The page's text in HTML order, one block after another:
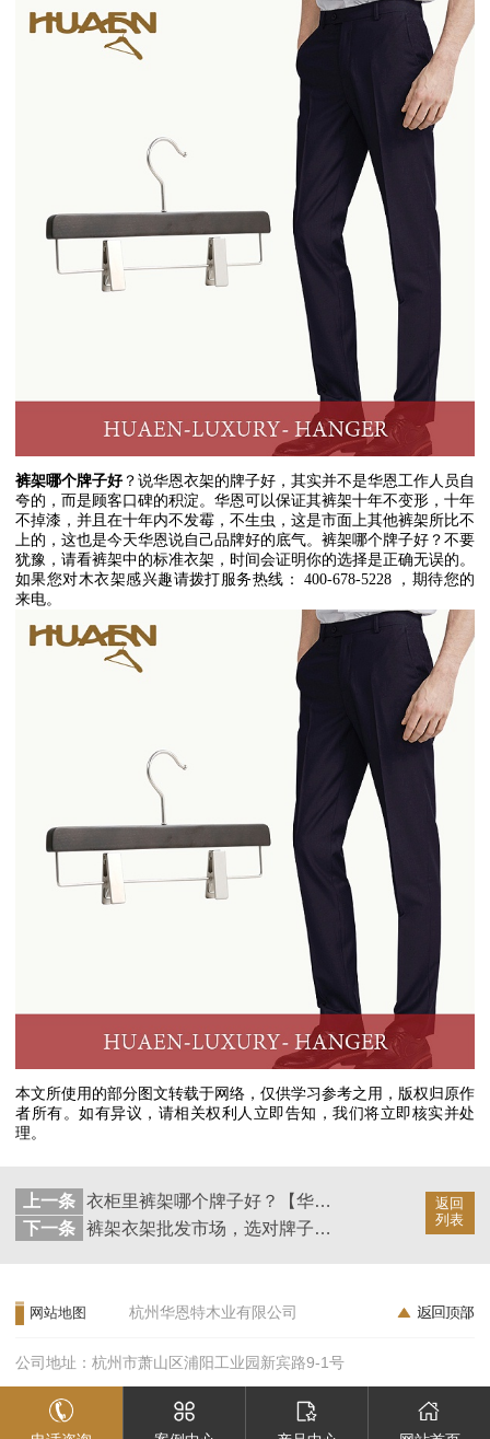
裤架哪个牌子好？说华恩衣架的牌子好，其实并不是华恩工作人员自
夸的，而是顾客口碑的积淀。华恩可以保证其裤架十年不变形，十年
不掉漆，并且在十年内不发霉，不生虫，这是市面上其他裤架所比不
上的，这也是今天华恩说自己品牌好的底气。裤架哪个牌子好？不要
犹豫，请看裤架中的标准衣架，时间会证明你的选择是正确无误的。
如果您对木衣架感兴趣请拨打服务热线：
400-678-5228
，期待您的
来电。
本文所使用的部分图文转载于网络，仅供学习参考之用，版权归原作
者所有。如有异议，请相关权利人立即告知，我们将立即核实并处
理。
返回
列表
上一条
衣柜里裤架哪个牌子好？【华恩衣架】
下一条
裤架衣架批发市场，选对牌子是重中之重【华恩衣架】
网站地图 杭州华恩特木业有限公司
公司地址：杭州市萧山区浦阳工业园新宾路9-1号